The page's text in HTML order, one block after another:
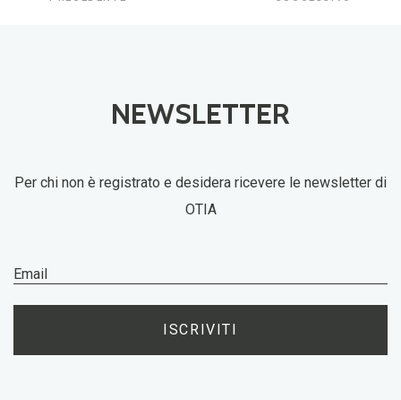
NEWSLETTER
Per chi non è registrato e desidera ricevere le newsletter di
OTIA
ISCRIVITI